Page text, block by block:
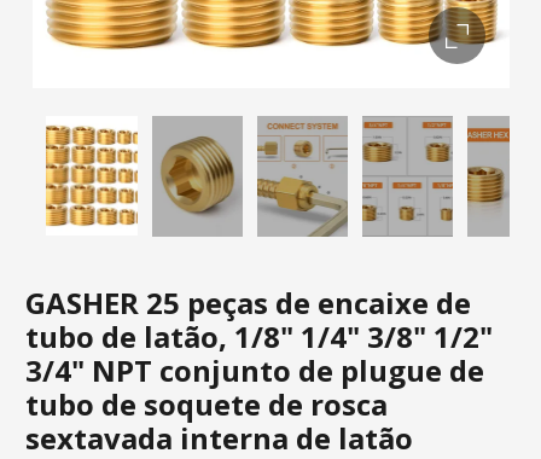
GASHER 25 peças de encaixe de
tubo de latão, 1/8" 1/4" 3/8" 1/2"
3/4" NPT conjunto de plugue de
tubo de soquete de rosca
sextavada interna de latão